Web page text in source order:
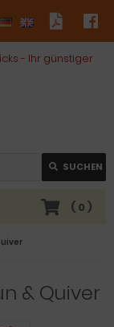
SUCHEN
( 0 )
& Quiver